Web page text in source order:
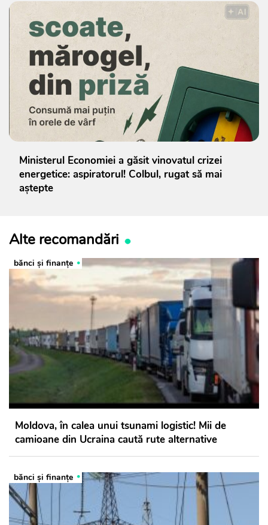
Ministerul Economiei a găsit vinovatul crizei
energetice: aspiratorul! Colbul, rugat să mai
aștepte
Alte recomandări
bănci şi finanţe
Moldova, în calea unui tsunami logistic! Mii de
camioane din Ucraina caută rute alternative
bănci şi finanţe